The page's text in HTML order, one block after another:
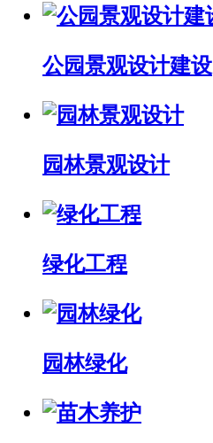
公园景观设计建设
园林景观设计
绿化工程
园林绿化